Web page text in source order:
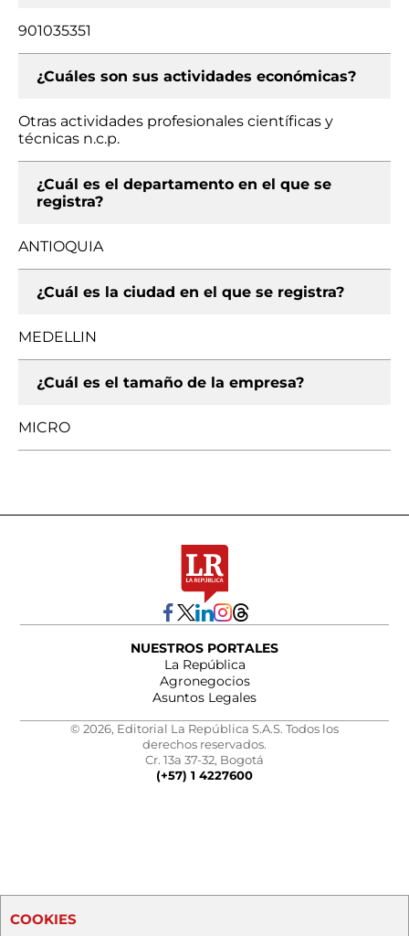
901035351
¿Cuáles son sus actividades económicas?
Otras actividades profesionales científicas y
técnicas n.c.p.
¿Cuál es el departamento en el que se
registra?
ANTIOQUIA
¿Cuál es la ciudad en el que se registra?
MEDELLIN
¿Cuál es el tamaño de la empresa?
MICRO
NUESTROS PORTALES
La República
Agronegocios
Asuntos Legales
© 2026, Editorial La República S.A.S. Todos los
derechos reservados.
Cr. 13a 37-32, Bogotá
(+57) 1 4227600
COOKIES